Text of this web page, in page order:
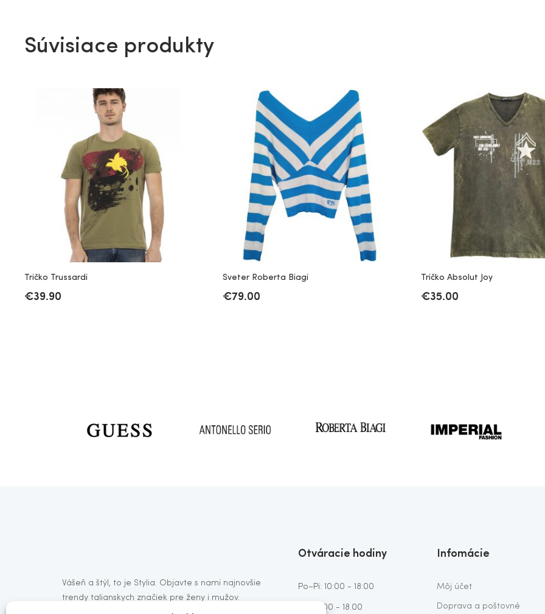
Súvisiace produkty
Tričko Trussardi
€39.90
Sveter Roberta Biagi
€79.00
Tričko Absolut Joy
€35.00
Vášeň a štýl, to je Stylia. Objavte s nami najnovšie
trendy talianskych značiek pre ženy i mužov.
Otváracie hodiny
Po–Pi: 10:00 - 18:00
So: 10:00 - 18.00
Infomácie
Môj účet
Doprava a poštovné